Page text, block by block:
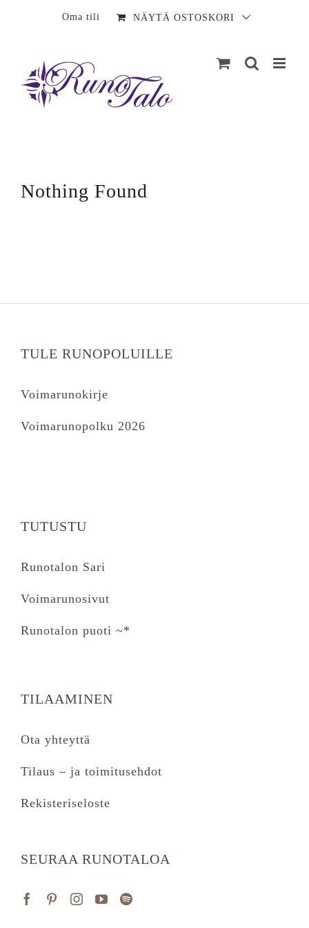
Oma tili NÄYTÄ OSTOSKORI
Nothing Found
TULE RUNOPOLUILLE
Voimarunokirje
Voimarunopolku 2026
TUTUSTU
Runotalon Sari
Voimarunosivut
Runotalon puoti ~*
TILAAMINEN
Ota yhteyttä
Tilaus – ja toimitusehdot
Rekisteriseloste
SEURAA RUNOTALOA